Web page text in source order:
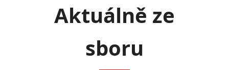
Aktuálně ze
sboru